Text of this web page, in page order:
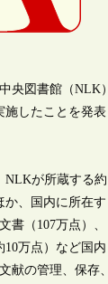
央図書館（NLK）
施したことを発表
NLKが所蔵する約
か、国内に所在す
書（107万点）、
万点）など国内
献の管理、保存、